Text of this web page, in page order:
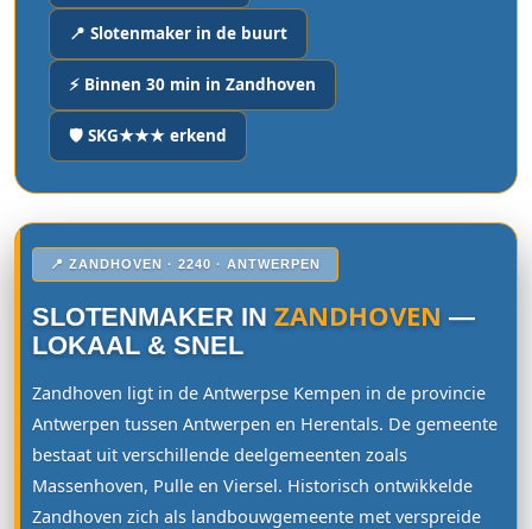
📍 Slotenmaker in de buurt
⚡ Binnen 30 min in Zandhoven
🛡️ SKG★★★ erkend
📍 ZANDHOVEN · 2240 · ANTWERPEN
SLOTENMAKER IN ZANDHOVEN —
LOKAAL & SNEL
Zandhoven ligt in de Antwerpse Kempen in de provincie
Antwerpen tussen Antwerpen en Herentals. De gemeente
bestaat uit verschillende deelgemeenten zoals
Massenhoven, Pulle en Viersel. Historisch ontwikkelde
Zandhoven zich als landbouwgemeente met verspreide